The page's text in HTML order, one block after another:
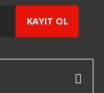
KAYIT OL